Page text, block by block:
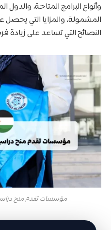
وأنواع البرامج المتاحة،
المشمولة، والمزايا التي يحصل
النصائح التي تساعد على
مؤسسات تقدم منح